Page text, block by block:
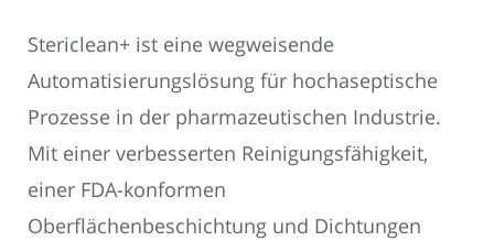
Stericlean+ ist eine wegweisende
Automatisierungslösung für hochaseptische
Prozesse in der pharmazeutischen Industrie.
Mit einer verbesserten Reinigungsfähigkeit,
einer FDA-konformen
Oberflächenbeschichtung und Dichtungen